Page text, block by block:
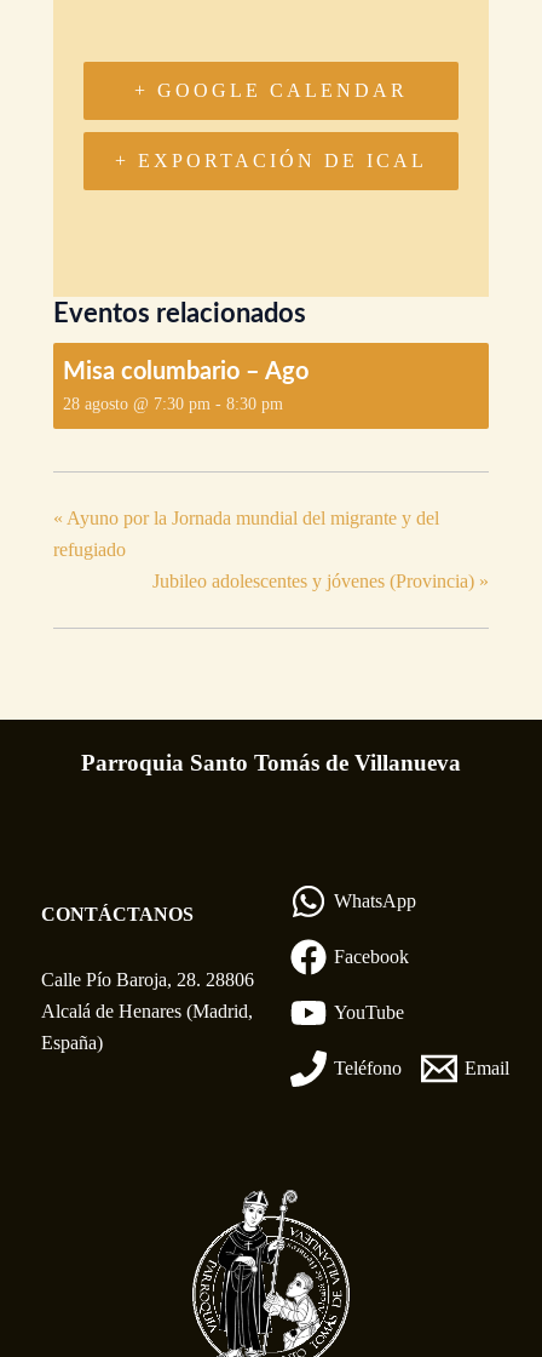
+ GOOGLE CALENDAR
+ EXPORTACIÓN DE ICAL
Eventos relacionados
Misa columbario – Ago
28 agosto @ 7:30 pm - 8:30 pm
« Ayuno por la Jornada mundial del migrante y del
refugiado
Jubileo adolescentes y jóvenes (Provincia) »
Parroquia Santo Tomás de Villanueva
CONTÁCTANOS
Calle Pío Baroja, 28. 28806
Alcalá de Henares (Madrid,
España)
WhatsApp
Facebook
YouTube
Teléfono Email